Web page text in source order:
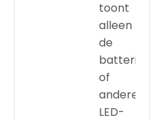
toont
alleen
de
batterijstatus
of
andere
LED-